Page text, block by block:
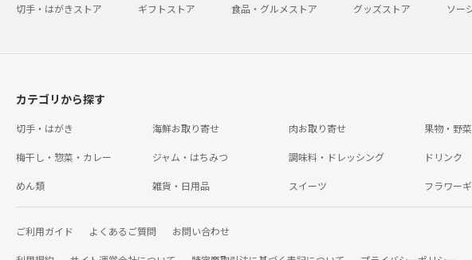
切手・はがきストア ギフトストア 食品・グルメストア グッズストア ソー
カテゴリから探す
切手・はがき 海鮮お取り寄せ 肉お取り寄せ 果物・野
梅干し・惣菜・カレー ジャム・はちみつ 調味料・ドレッシング ドリンク
めん類 雑貨・日用品 スイーツ フラワー
ご利用ガイド よくあるご質問 お問い合わせ